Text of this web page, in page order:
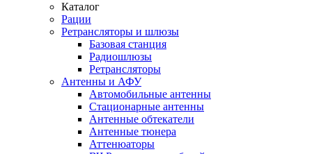
Каталог
Рации
Ретрансляторы и шлюзы
Базовая станция
Радиошлюзы
Ретрансляторы
Антенны и АФУ
Автомобильные антенны
Стационарные антенны
Антенные обтекатели
Антенные тюнера
Аттенюаторы